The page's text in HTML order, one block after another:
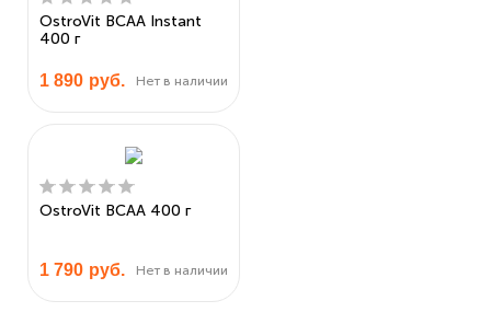
OstroVit BCAA Instant
400 г
1 890 руб. Нет в наличии
OstroVit BCAA 400 г
1 790 руб. Нет в наличии